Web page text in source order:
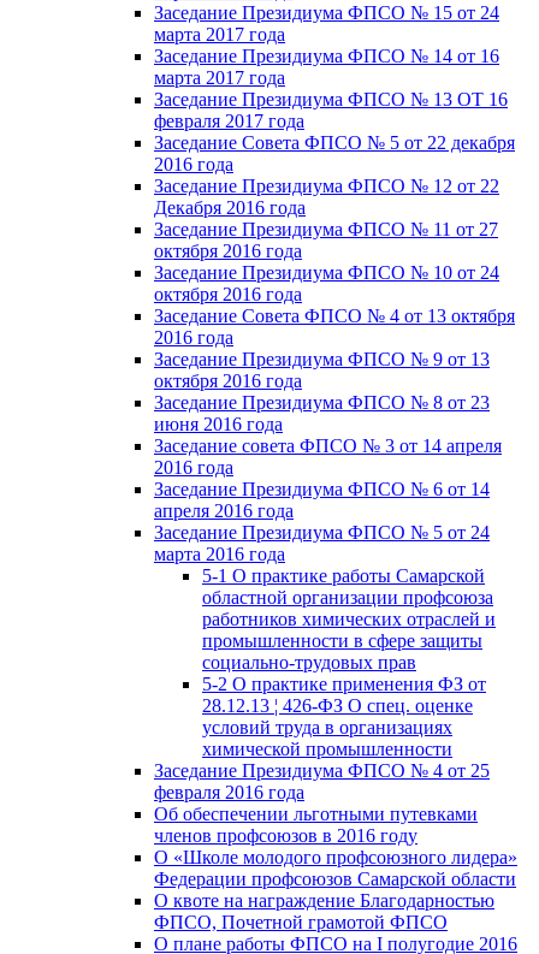
Заседание Президиума ФПСО № 15 от 24
марта 2017 года
Заседание Президиума ФПСО № 14 от 16
марта 2017 года
Заседание Президиума ФПСО № 13 ОТ 16
февраля 2017 года
Заседание Совета ФПСО № 5 от 22 декабря
2016 года
Заседание Президиума ФПСО № 12 от 22
Декабря 2016 года
Заседание Президиума ФПСО № 11 от 27
октября 2016 года
Заседание Президиума ФПСО № 10 от 24
октября 2016 года
Заседание Совета ФПСО № 4 от 13 октября
2016 года
Заседание Президиума ФПСО № 9 от 13
октября 2016 года
Заседание Президиума ФПСО № 8 от 23
июня 2016 года
Заседание совета ФПСО № 3 от 14 апреля
2016 года
Заседание Президиума ФПСО № 6 от 14
апреля 2016 года
Заседание Президиума ФПСО № 5 от 24
марта 2016 года
5-1 О практике работы Самарской
областной организации профсоюза
работников химических отраслей и
промышленности в сфере защиты
социально-трудовых прав
5-2 О практике применения ФЗ от
28.12.13 ¦ 426-ФЗ О спец. оценке
условий труда в организациях
химической промышленности
Заседание Президиума ФПСО № 4 от 25
февраля 2016 года
Об обеспечении льготными путевками
членов профсоюзов в 2016 году
О «Школе молодого профсоюзного лидера»
Федерации профсоюзов Самарской области
О квоте на награждение Благодарностью
ФПСО, Почетной грамотой ФПСО
О плане работы ФПСО на I полугодие 2016